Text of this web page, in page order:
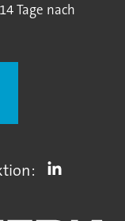
Tage nach